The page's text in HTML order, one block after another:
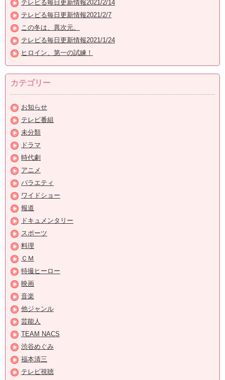
テレビる毎日更新情報2021/2/14
テレビる毎日更新情報2021/2/7
この冬は、異次元。
テレビる毎日更新情報2021/1/24
ヒロイン、第一の試練！
カテゴリー
お知らせ
テレビ番組
未分類
ドラマ
時代劇
アニメ
バラエティ
ワイドショー
報道
ドキュメンタリー
スポーツ
料理
ＣＭ
特撮ヒーロー
映画
音楽
他ジャンル
芸能人
TEAM NACS
渋谷めぐみ
福本清三
テレビ視聴